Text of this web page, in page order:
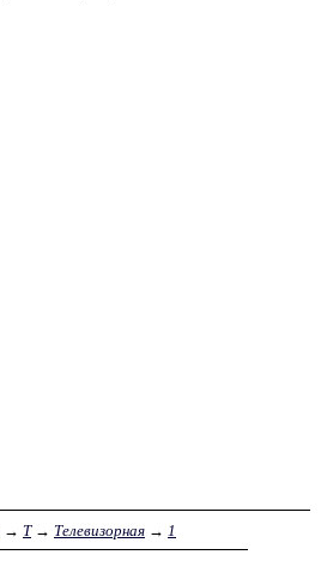
→ Т→ Телевизорная → 1